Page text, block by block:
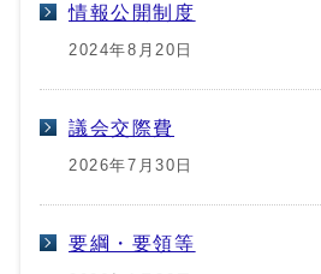
情報公開制度
2024年8月20日
議会交際費
2026年7月30日
要綱・要領等